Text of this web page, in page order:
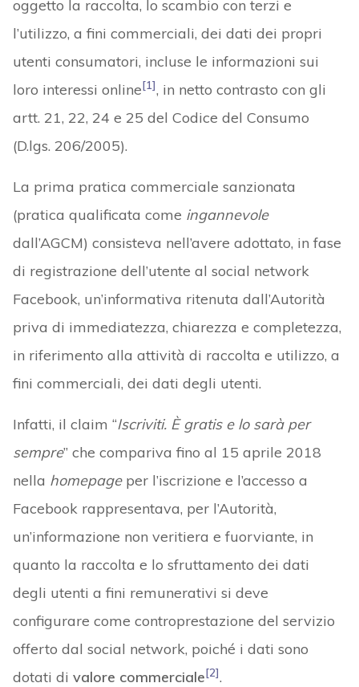
oggetto la raccolta, lo scambio con terzi e
l’utilizzo, a fini commerciali, dei dati dei propri
utenti consumatori, incluse le informazioni sui
loro interessi online[1], in netto contrasto con gli
artt. 21, 22, 24 e 25 del Codice del Consumo
(D.lgs. 206/2005).
La prima pratica commerciale sanzionata
(pratica qualificata come ingannevole
dall’AGCM) consisteva nell’avere adottato, in fase
di registrazione dell’utente al social network
Facebook, un’informativa ritenuta dall’Autorità
priva di immediatezza, chiarezza e completezza,
in riferimento alla attività di raccolta e utilizzo, a
fini commerciali, dei dati degli utenti.
Infatti, il claim “Iscriviti. È gratis e lo sarà per
sempre” che compariva fino al 15 aprile 2018
nella homepageper l’iscrizione e l’accesso a
Facebook rappresentava, per l’Autorità,
un’informazione non veritiera e fuorviante, in
quanto la raccolta e lo sfruttamento dei dati
degli utenti a fini remunerativi si deve
configurare come controprestazione del servizio
offerto dal social network, poiché i dati sono
dotati di valore commerciale[2].